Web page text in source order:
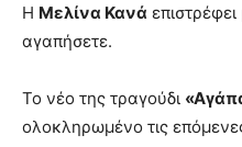
Η Μελίνα Κανά
αγαπήσετε.
Το νέο της τραγούδι
ολοκληρωμένο τις